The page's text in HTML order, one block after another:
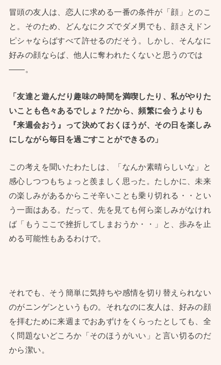
冒頭の友人は、恋人に求める一番の条件が「顔」とのこ
と。そのため、どんなにクズでダメ男でも、顔さえドン
ピシャならばすべて許せるのだそう。しかし、そんなに
好みの顔ならば、他人に奪われたくないと思うのでは
——。
「友達と遊んだり趣味の時間を満喫したり、私がやりた
いことも色々あるでしょ？だから、頻繁に会うよりも
『来週会おう』って決めておくほうが、その日を楽しみ
にしながら毎日を過ごすことができるの」
この考えを聞いたわたしは、「なんか素晴らしいな」と
感心しつつもちょっと羨ましく思った。たしかに、未来
の楽しみがあるからこそ辛いことも乗り切れる・・とい
う一面はある。だって、先を見ても何ら楽しみがなけれ
ば「もうここで挫折してしまおうか・・」と、歩みを止
める可能性もあるわけで。
それでも、そう簡単に気持ちや感情を切り替えられない
のがニンゲンというもの。それなのに友人は、好みの顔
を拝むために来週までおあずけをくらったとしても、全
く問題ないどころか「そのほうがいい」と言い切るのだ
から潔い。